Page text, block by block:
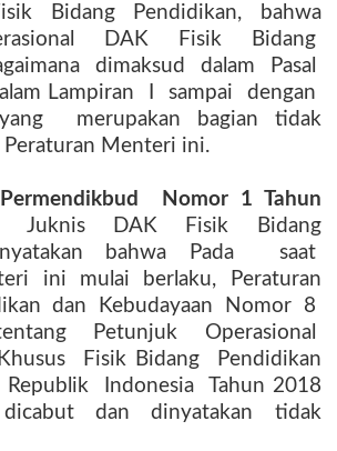
Bidang Pendidikan, bahwa
DAK Fisik
Bidang
dimaksud dalam
Pasal
Lampiran sampai
dengan
yang
merupakan bagian tidak
Menteri ini.
Permendikbud
Nomor 1 Tahun
Juknis DAK Fisik Bidang
bahwa Pada
saat
ini mulai berlaku,
Peraturan
dan Kebudayaan Nomor
8
Petunjuk
Operasional
Khusus Fisik Bidang
Pendidikan
Republik Indonesia
Tahun 2018
dan dinyatakan tidak